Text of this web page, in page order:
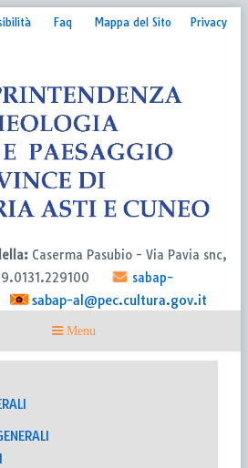
Faq Mappa del Sito Privacy
Caserma Pasubio - Via Pavia snc,
sabap-
sabap-al@pec.cultura.gov.it